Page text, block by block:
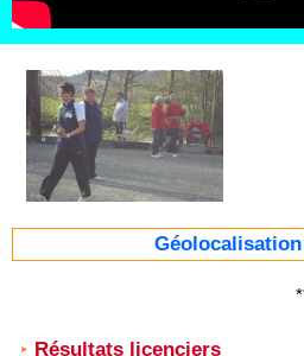
Résultats licenciers